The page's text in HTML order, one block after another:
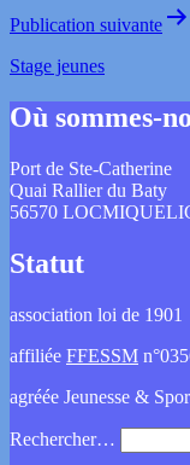
Publication suivante
Stage jeunes
Où sommes-
Port de Ste-Catherine
Quai Rallier du Baty
56570
Statut
association loi de 1901
affiliée FFESSM
agréée Jeunesse &
Rechercher…